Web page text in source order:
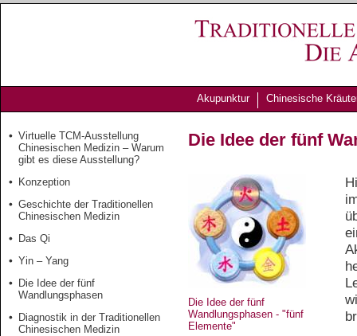
Akupunktur Chinesische
Virtuelle TCM-Ausstellung
Chinesischen Medizin – Warum
gibt es diese Ausstellung?
Konzeption
Geschichte der Traditionellen
Chinesischen Medizin
Das Qi
Yin – Yang
Die Idee der fünf
Wandlungsphasen
Diagnostik in der Traditionellen
Chinesischen Medizin
Die Idee der fünf
Die Idee der fünf
Wandlungsphasen - "fünf
Elemente"